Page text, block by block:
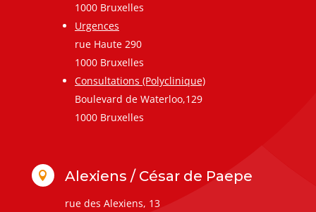
1000 Bruxelles
Urgences
rue Haute 290
1000 Bruxelles
Consultations (Polyclinique)
Boulevard de Waterloo,129
1000 Bruxelles
 Alexiens / César de Paepe
rue des Alexiens, 13